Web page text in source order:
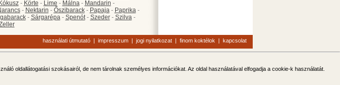
Kókusz- Körte - Lime - Málna- Mandarin -
- Nektarin - Őszibarack- Papaja- Paprika-
- Sárgarépa- Spenót- Szeder- Szilva-
használati útmutató | impresszum | jogi nyilatkozat | finom koktélok | kapcsolat
oldallátogatási szokásairól, de nem tárolnak személyes információkat. Az oldal használatával elfogadja a cookie-k használatát.